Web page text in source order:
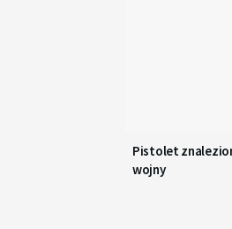
Pistolet
wojny